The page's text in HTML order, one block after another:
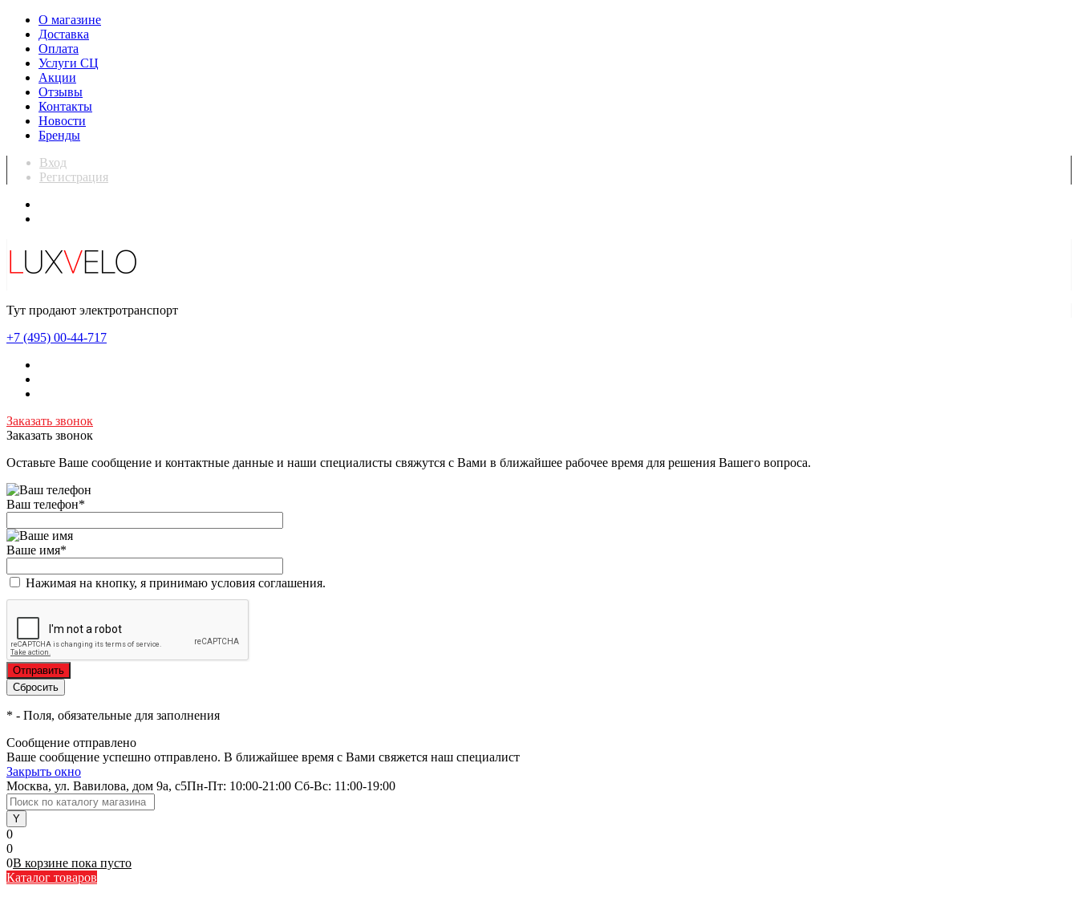
О магазине
Доставка
Оплата
Услуги СЦ
Акции
Отзывы
Контакты
Новости
Бренды
Вход
Регистрация
Тут продают электротранспорт
+7 (495) 00-44-717
Заказать звонок
Заказать звонок
Оставьте Ваше сообщение и контактные данные и наши специалисты свяжутся с Вами в ближайшее рабочее время для решения Вашего вопроса.
Ваш телефон*
Ваше имя*
Нажимая на кнопку, я принимаю условия соглашения.
* - Поля, обязательные для заполнения
Сообщение отправлено
Ваше сообщение успешно отправлено. В ближайшее время с Вами свяжется наш специалист
Закрыть окно
Москва, ул. Вавилова, дом 9а, с5Пн-Пт: 10:00-21:00 Сб-Вс: 11:00-19:00
0
0
0В корзине пока пусто
Каталог товаров